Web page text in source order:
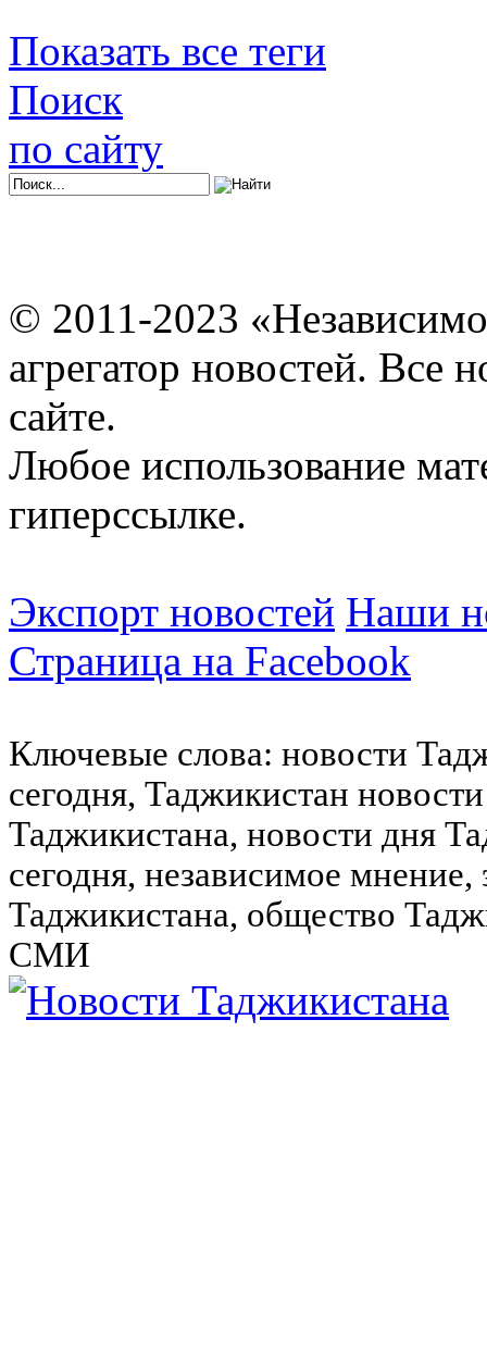
Показать все теги
Поиск
по сайту
© 2011-2023
агрегатор новостей. Все
сайте.
Любое использование
гиперссылке.
Экспорт новостей Наши
Страница на Facebook
Ключевые слова: новости
сегодня, Таджикистан
Таджикистана, новости дня
сегодня, независимое
Таджикистана, общество
СМИ